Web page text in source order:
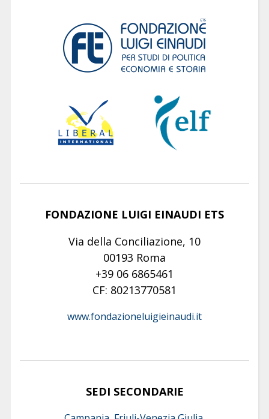
FONDAZIONE LUIGI EINAUDI ETS
Via della Conciliazione, 10
00193 Roma
+39 06 6865461
CF: 80213770581
www.fondazioneluigieinaudi.it
SEDI SECONDARIE